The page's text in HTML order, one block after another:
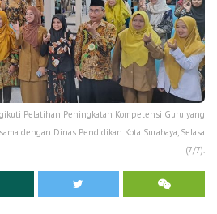
Pelatihan Peningkatan Kompetensi Guru yang
dengan Dinas Pendidikan Kota Surabaya, Selasa
(7/7).